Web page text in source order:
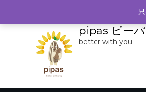
テ
ッ
Tokyo, Shibuya-ku Ebisu Nishi 2-19-
pipas ピー
better with you